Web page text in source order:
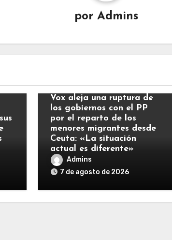
porAdmins
Vox aleja una ruptura de
los gobiernos con el PP
por el reparto de los
menores migrantes desde
Ceuta: «La situación
actual es diferente»
Admins
7 de agosto de 2026